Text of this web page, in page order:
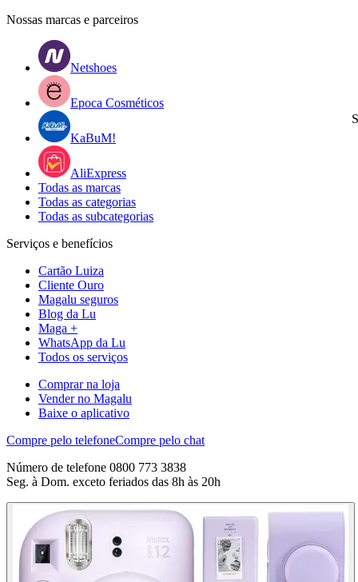
Nossas marcas e parceiros
Netshoes
Epoca Cosméticos
KaBuM!
AliExpress
Todas as marcas
Todas as categorias
Todas as subcategorias
Serviços e benefícios
Cartão Luiza
Cliente Ouro
Magalu seguros
Blog da Lu
Maga +
WhatsApp da Lu
Todos os serviços
Comprar na loja
Vender no Magalu
Baixe o aplicativo
Compre pelo telefoneCompre pelo chat
Número de telefone 0800 773 3838
Seg. à Dom. exceto feriados das 8h às 20h